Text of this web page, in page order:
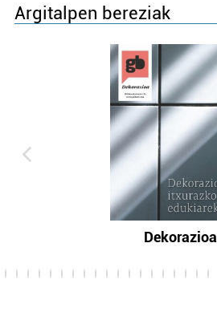
Argitalpen bereziak
Dekorazioa